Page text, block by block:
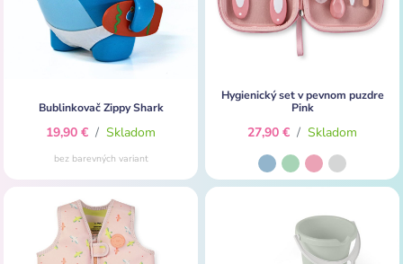
Bublinkovač Zippy Shark
19,90 € / Skladom
bez barevných variant
Hygienický set v pevnom puzdre
Pink
27,90 € / Skladom